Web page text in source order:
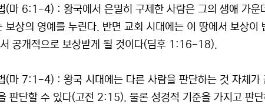
(마 6:1-4) : 왕국에서 은밀히 구제한 사람은 그의 생애 가운
보상의 영예를 누린다. 반면 교회 시대에는 이 땅에서 보상이
공개적으로 보상받게 될 것이다(딤후 1:16-18).
(마 7:1-4) : 왕국 시대에는 다른 사람을 판단하는 것 자체가
판단할 수 있다(고전 2:15). 물론 성경적 기준을 가지고 판